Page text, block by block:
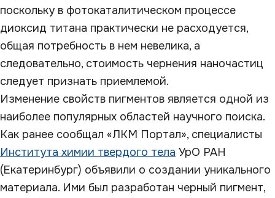
поскольку в фотокаталитическом процессе
диоксид титана практически не расходуется,
общая потребность в нем невелика, а
следовательно, стоимость чернения наночастиц
следует признать приемлемой.
Изменение свойств пигментов является одной из
наиболее популярных областей научного поиска.
Как ранее сообщал «ЛКМ Портал», специалисты
Института химии твердого тела УрО РАН
(Екатеринбург) объявили о создании уникального
материала. Ими был разработан черный пигмент,